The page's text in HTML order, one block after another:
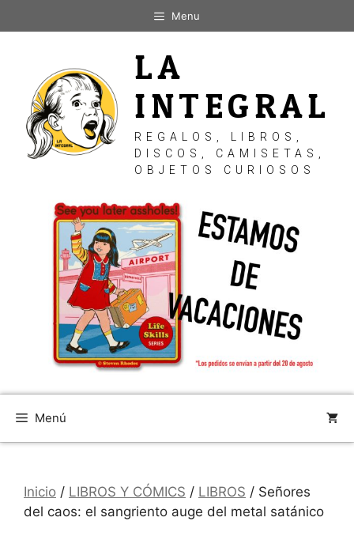
al
Menu
LA
INTEGRAL
REGALOS, LIBROS,
DISCOS, CAMISETAS,
OBJETOS CURIOSOS
Menú
Inicio / LIBROS Y CÓMICS / LIBROS / Señores
del caos: el sangriento auge del metal satánico